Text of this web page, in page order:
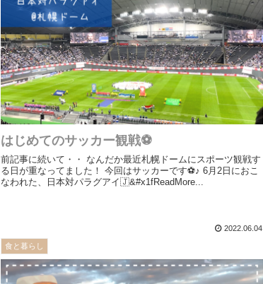
はじめてのサッカー観戦⚽️
前記事に続いて・・ なんだか最近札幌ドームにスポーツ観戦す
る日が重なってました！ 今回はサッカーです⚽️♪ 6月2日におこ
なわれた、日本対パラグアイ🇯&#x1fReadMore...
2022.06.04
食と暮らし